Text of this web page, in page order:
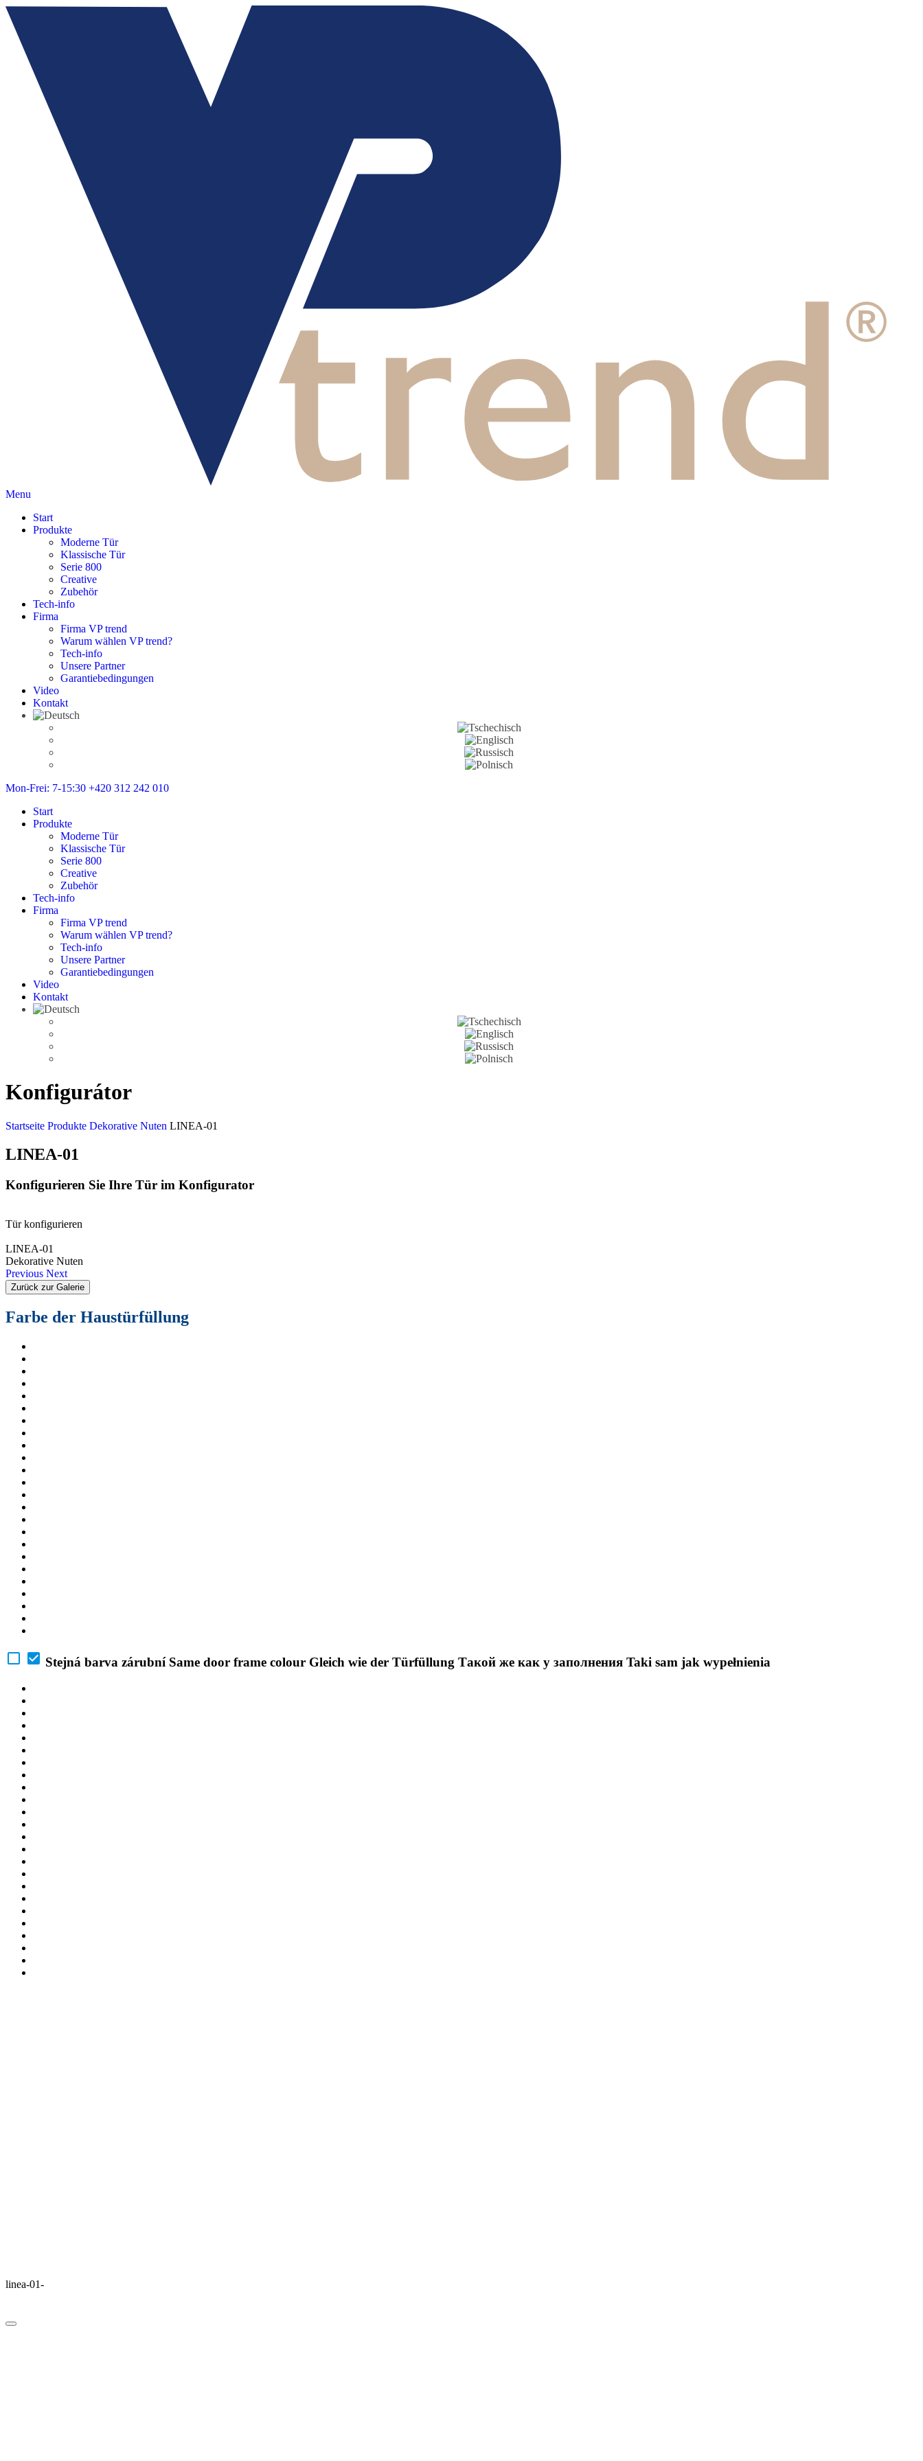
Menu
Start
Produkte
Moderne Tür
Klassische Tür
Serie 800
Creative
Zubehör
Tech-info
Firma
Firma VP trend
Warum wählen VP trend?
Tech-info
Unsere Partner
Garantiebedingungen
Video
Kontakt
Mon-Frei: 7-15:30 +420 312 242 010
Start
Produkte
Moderne Tür
Klassische Tür
Serie 800
Creative
Zubehör
Tech-info
Firma
Firma VP trend
Warum wählen VP trend?
Tech-info
Unsere Partner
Garantiebedingungen
Video
Kontakt
Konfigurátor
Startseite Produkte Dekorative Nuten LINEA-01
LINEA-01
Konfigurieren Sie Ihre Tür im Konfigurator
Tür konfigurieren
LINEA-01
Dekorative Nuten
Previous Next
Zurück zur Galerie
Farbe der Haustürfüllung
Stejná barva zárubní Same door frame colour Gleich wie der Türfüllung Такой же как у заполнения Taki sam jak wypełnienia
linea-01-